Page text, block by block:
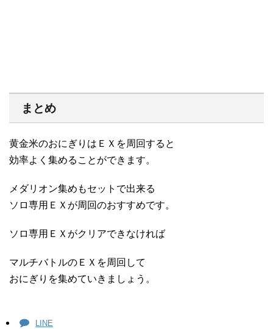
まとめ
黄金米のおにぎりはＥＸを周回すると
効率よく集めることができます。
メダリオン集めもセットで出来る
ソロ専用ＥＸが周回のおすすめです。
ソロ専用ＥＸがクリアできなければ
マルチバトルのＥＸを周回して
おにぎりを集めていきましょう。
LINE